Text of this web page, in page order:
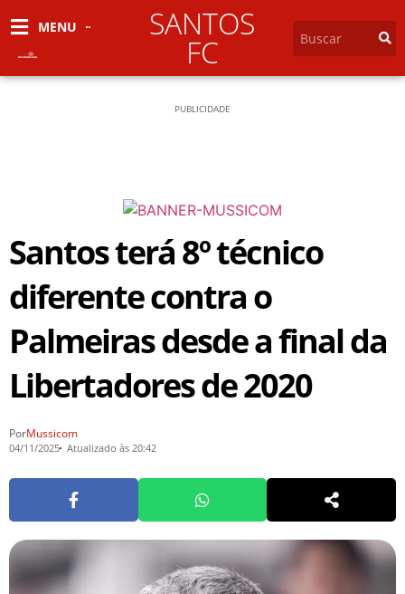
MENU SANTOS
FC
PUBLICIDADE
Santos terá 8º técnico
diferente contra o
Palmeiras desde a final da
Libertadores de 2020
PorMussicom
04/11/2025 Atualizado às 20:42